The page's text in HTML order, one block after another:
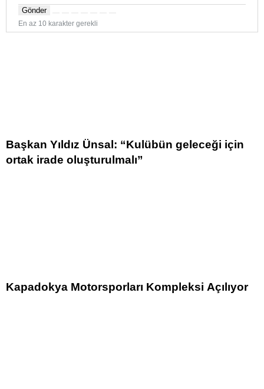
Gönder
En az 10 karakter gerekli
Başkan Yıldız Ünsal: “Kulübün geleceği için
ortak irade oluşturulmalı”
Kapadokya Motorsporları Kompleksi Açılıyor